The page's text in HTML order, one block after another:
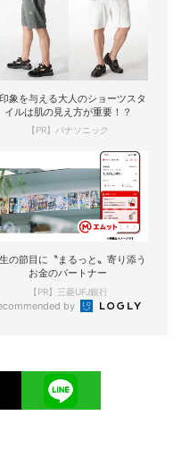
象を与える大人のショーツスタ
イルは肌の見え方が重要！？
【PR】パナソニック
の節目に〝まるっと〟寄り添う
お金のパートナー
【PR】三菱UFJ銀行
by